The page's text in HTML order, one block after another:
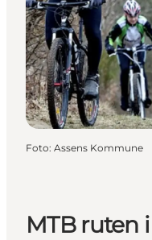
Foto: Assens Kommune
MTB ruten